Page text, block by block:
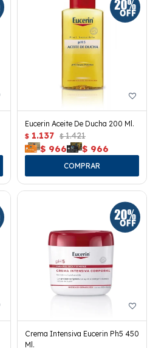
Eucerin Aceite De Ducha 200 Ml.
$ 1.137 $ 1.421
$ 966 $ 966
Crema Intensiva Eucerin Ph5 450
Ml.